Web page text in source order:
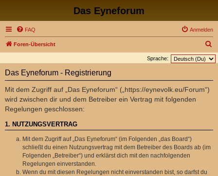
Das Eyneforum
FAQ Anmelden
Foren-Übersicht
u
Sprache:
Das Eyneforum - Registrierung
Mit dem Zugriff auf „Das Eyneforum“ („https://eynevolk.eu/Forum“)
wird zwischen dir und dem Betreiber ein Vertrag mit folgenden
Regelungen geschlossen:
1. NUTZUNGSVERTRAG
Mit dem Zugriff auf „Das Eyneforum“ (im Folgenden „das Board“)
schließt du einen Nutzungsvertrag mit dem Betreiber des Boards ab (im
Folgenden „Betreiber“) und erklärst dich mit den nachfolgenden
Regelungen einverstanden.
Wenn du mit diesen Regelungen nicht einverstanden bist, so darfst du